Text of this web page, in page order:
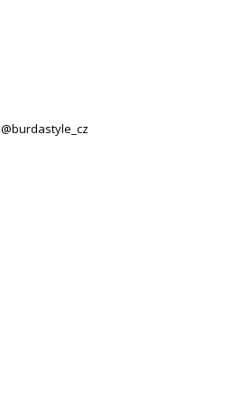
@burdastyle_cz